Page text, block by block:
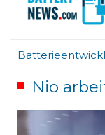
Nio